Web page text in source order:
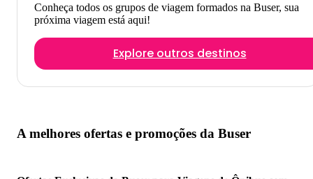
Conheça todos os grupos de viagem formados na Buser, sua
próxima viagem está aqui!
Explore outros destinos
A melhores ofertas e promoções da Buser